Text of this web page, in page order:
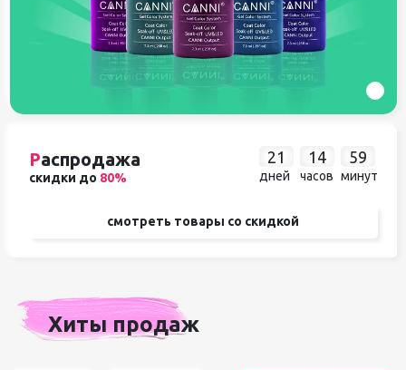
Распродажа
скидки до 80%
21
дней
14
часов
59
минут
смотреть товары со скидкой
Хиты продаж